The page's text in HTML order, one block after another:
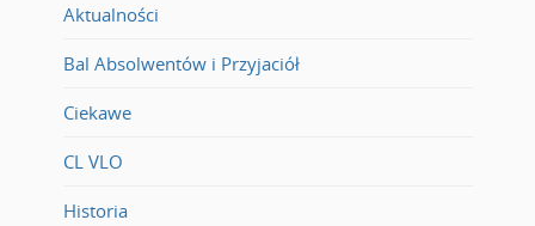
Aktualności
Bal Absolwentów i Przyjaciół
Ciekawe
CL VLO
Historia